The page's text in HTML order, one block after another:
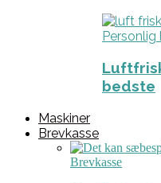
Personlig
bedste
Maskiner
Brevkasse
Brevkasse